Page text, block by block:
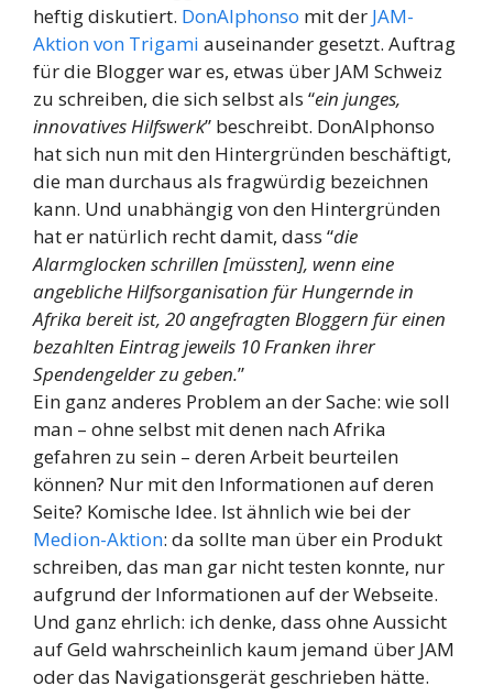
heftig diskutiert. DonAlphonso mit der JAM-
Aktion von Trigami auseinander gesetzt. Auftrag
für die Blogger war es, etwas über JAM Schweiz
zu schreiben, die sich selbst als “ein junges,
innovatives Hilfswerk” beschreibt. DonAlphonso
hat sich nun mit den Hintergründen beschäftigt,
die man durchaus als fragwürdig bezeichnen
kann. Und unabhängig von den Hintergründen
hat er natürlich recht damit, dass “die
Alarmglocken schrillen [müssten], wenn eine
angebliche Hilfsorganisation für Hungernde in
Afrika bereit ist, 20 angefragten Bloggern für einen
bezahlten Eintrag jeweils 10 Franken ihrer
Spendengelder zu geben.”
Ein ganz anderes Problem an der Sache: wie soll
man – ohne selbst mit denen nach Afrika
gefahren zu sein – deren Arbeit beurteilen
können? Nur mit den Informationen auf deren
Seite? Komische Idee. Ist ähnlich wie bei der
Medion-Aktion: da sollte man über ein Produkt
schreiben, das man gar nicht testen konnte, nur
aufgrund der Informationen auf der Webseite.
Und ganz ehrlich: ich denke, dass ohne Aussicht
auf Geld wahrscheinlich kaum jemand über JAM
oder das Navigationsgerät geschrieben hätte.